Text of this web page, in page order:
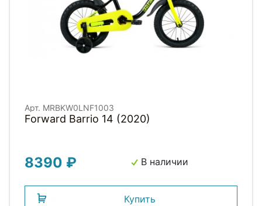
Арт. MRBKW0LNF1003
Forward Barrio 14 (2020)
8390 ₽ В наличии
Купить